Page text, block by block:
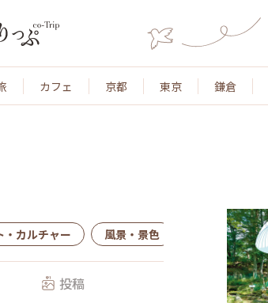
カフェ 京都 東京 鎌倉
・カルチャー 風景・景色 名所・旧跡
投稿